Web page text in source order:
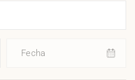
Fecha